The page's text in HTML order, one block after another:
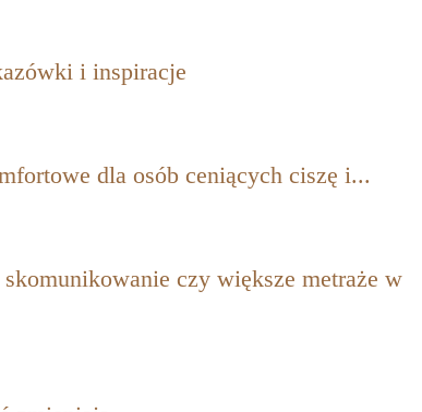
i inspiracje
dla osób ceniących ciszę i...
czy większe metraże w